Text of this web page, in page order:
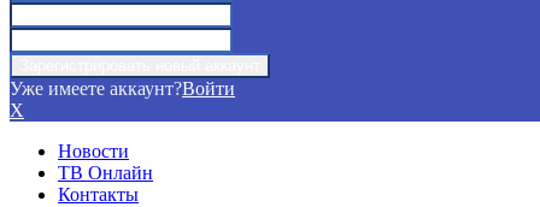
Уже имеете аккаунт?Войти
X
Новости
ТВ Онлайн
Контакты